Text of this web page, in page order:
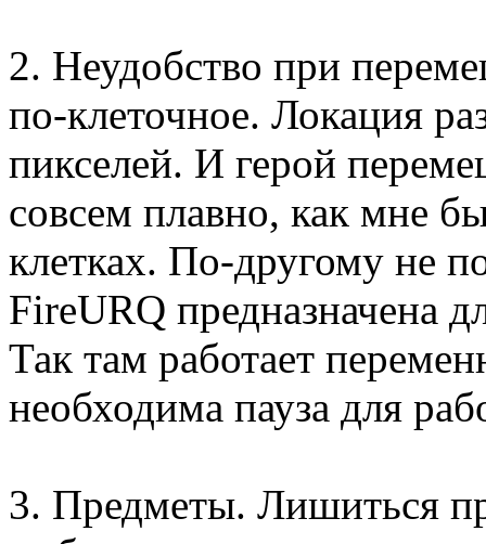
2. Неудобство при
по-клеточное. Локация
пикселей. И герой
совсем плавно, как мне
клетках. По-другому не
FireURQ предназначена
Так там работает
необходима пауза для
3. Предметы. Лишиться